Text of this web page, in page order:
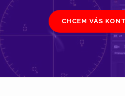
CHCEM VÁS